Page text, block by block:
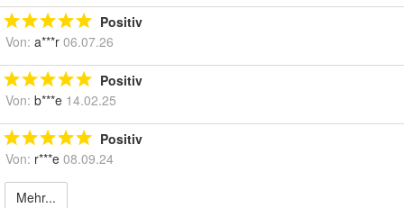
Positiv
Von: a***r 06.07.26
Positiv
Von: b***e 14.02.25
Positiv
Von: r***e 08.09.24
Mehr...